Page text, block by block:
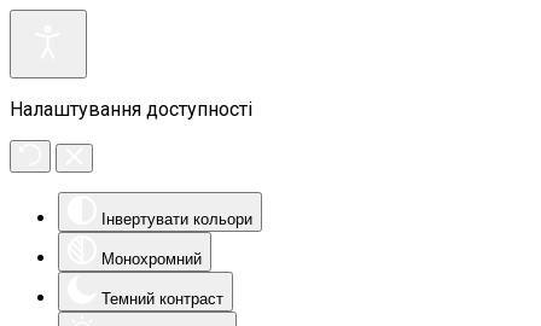
Налаштування доступності
Інвертувати кольори
Монохромний
Темний контраст